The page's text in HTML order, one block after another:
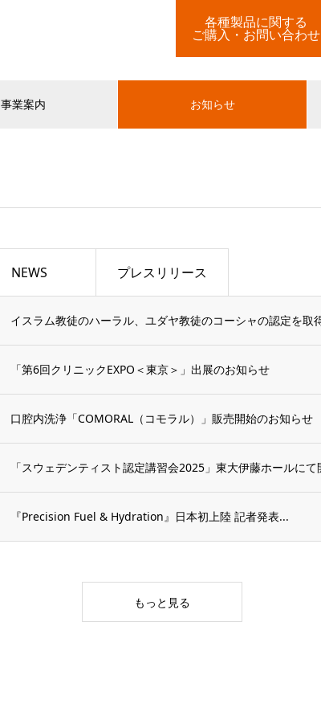
各種製品に関する
ご購入・お問い合わせ
事業案内 お知らせ
NEWS プレスリリース
「第6回クリニックEXPO＜東京＞」出展のお知らせ
口腔内洗浄「COMORAL（コモラル）」販売開始のお知らせ
『Precision Fuel & Hydration』日本初上陸 記者発表...
もっと見る